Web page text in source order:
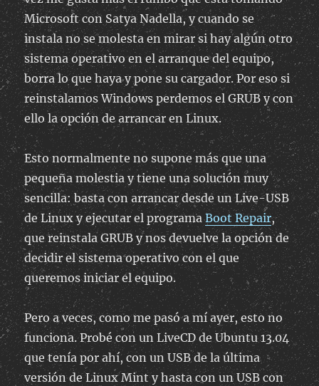
Microsoft con Satya Nadella, y cuando se
instala no se molesta en mirar si hay algún otro
sistema operativo en el arranque del equipo,
borra lo que haya y pone su cargador. Por eso si
reinstalamos Windows perdemos el GRUB y con
ello la opción de arrancar en Linux.
Esto normalmente no supone más que una
pequeña molestia y tiene una solución muy
sencilla: basta con arrancar desde un Live-USB
de Linux y ejecutar el programaBoot Repair,
que reinstala GRUB y nos devuelve la opción de
decidir el sistema operativo con el que
queremos iniciar el equipo.
Pero a veces, como me pasó a mí ayer, esto no
funciona. Probé con un LiveCD de Ubuntu 13.04
que tenía por ahí, con un USB de la última
versión de Linux Mint y hasta con un USB con